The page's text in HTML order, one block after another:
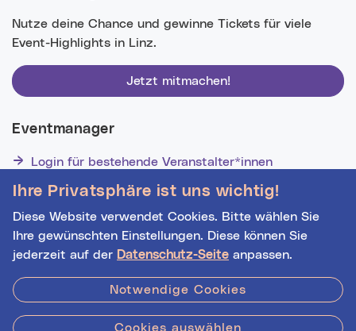
Ihre Privatsphäre ist uns wichtig!
Diese Website verwendet Cookies. Bitte wählen Sie
Ihre gewünschten Einstellungen. Diese können Sie
jederzeit auf der Datenschutz-Seite anpassen.
Notwendige Cookies
Cookies auswählen
Nutze deine Chance und gewinne Tickets für viele
Event-Highlights in Linz.
Jetzt mitmachen!
Eventmanager
Login für bestehende Veranstalter*innen
Veranstalter*innen!